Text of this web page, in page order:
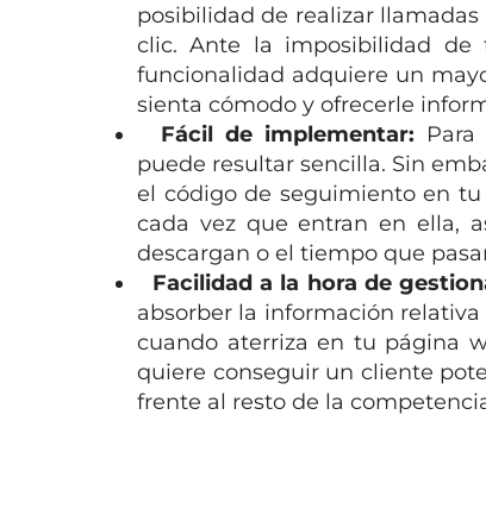
posibilidad de realizar
clic. Ante la imposibilidad de
funcionalidad adquiere un
sienta cómodo y ofrecerle
Fácil de implementar:
puede resultar sencilla. Sin
el código de seguimiento en
cada vez que entran en ella,
descargan o el tiempo que
Facilidad a la hora de
absorber la información
cuando aterriza en tu página
quiere conseguir un cliente
frente al resto de la